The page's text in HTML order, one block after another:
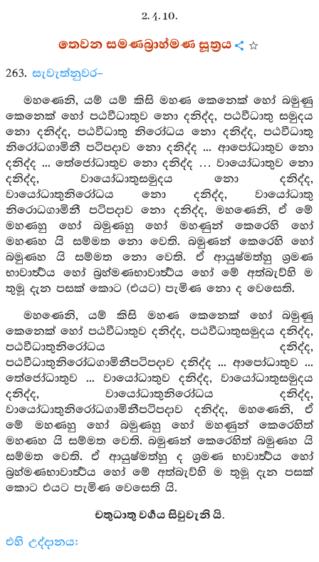
2. 4. 10.
තෙවන සමණබ්‍රාහ්මණ සූත්‍රය
263. සැවැත්නුවර–
මහණෙනි, යම් යම් කිසි මහණ කෙනෙක් හෝ බමුණු
කෙනෙක් හෝ පඨවීධාතුව නො දනිද්ද, පඨවීධාතු සමුදය
නො දනිද්ද, පඨවීධාතු නිරෝධය නො දනිද්ද, පඨවීධාතු
නිරෝධගාමිනී පටිපදාව නො දනිද්ද ... ආපෝධාතුව නො
දනිද්ද ... තේජෝධාතුව නො දනිද්ද … වායෝධාතුව නො
දනිද්ද, වායෝධාතුසමුදය නො දනිද්ද,
වායෝධාතුනිරෝධය නො දනිද්ද, වායෝධාතු
නිරොධගාමිනී පටිපදාව නො දනිද්ද, මහණෙනි, ඒ මේ
මහණහු හෝ බමුණහු හෝ මහණුන් කෙරෙහි හෝ
මහණහ යි සම්මත නො වෙති. බමුණන් කෙරෙහි හෝ
බමුණහ යි සම්මත නො වෙති. ඒ ආයුෂ්මත්හු ශ්‍රමණ
භාවාර්‍ත්‍ථය හෝ බ්‍රහ්මණභාවාර්‍ත්‍ථය හෝ මේ අත්බැව්හි ම
තුමූ දැන පසක් කොට (එයට) පැමිණ නො ද වෙසෙති.
මහණෙනි, යම් කිසි මහණ කෙනෙක් හෝ බමුණු
කෙනෙක් හෝ පඨවීධාතුව දනිද්ද, පඨවීධාතුසමුදය දනිද්ද,
පඨවීධාතුනිරෝධය දනිද්ද,
පඨවීධාතුනිරෝධගාමිනීපටිපදාව දනිද්ද ... ආපෝධාතුව ...
තේජෝධාතුව ... වායෝධාතුව දනිද්ද, වායෝධාතුසමුදය
දනිද්ද, වායෝධාතුනිරෝධය දනිද්ද,
වායෝධාතුනිරෝධගාමිනීපටිපදාව දනිද්ද, මහණෙනි, ඒ
මේ මහණහු හෝ බමුණහු හෝ මහණුන් කෙරෙහිත්
මහණහ යි සම්මත වෙති. බමුණන් කෙරෙහිත් බමුණහ යි
සම්මත වෙති. ඒ ආයුෂ්මත්හු ද ශ්‍රමණ භාවාර්‍ත්‍ථය හෝ
බ්‍රහ්මණභාවාර්‍ත්‍ථය හෝ මේ අත්බැව්හි ම තුමූ දැන පසක්
කොට එයට පැමිණ වෙසෙති යි.
චතුධාතු වර්‍ගය සිවුවැනි යි.
එහි උද්දානය: